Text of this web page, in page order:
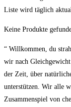
Liste wird täglich
Keine Produkte
“ Willkommen, ‍du⁤
wir nach
der Zeit, über
unterstützen. Wir‍ alle
Zusammenspiel von